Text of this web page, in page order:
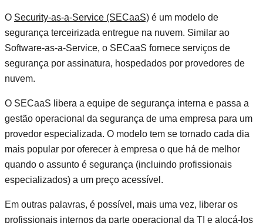
O Security-as-a-Service (SECaaS) é um modelo de
segurança terceirizada entregue na nuvem. Similar ao
Software-as-a-Service, o SECaaS fornece serviços de
segurança por assinatura, hospedados por provedores de
nuvem.
O SECaaS libera a equipe de segurança interna e passa a
gestão operacional da segurança de uma empresa para um
provedor especializada. O modelo tem se tornado cada dia
mais popular por oferecer à empresa o que há de melhor
quando o assunto é segurança (incluindo profissionais
especializados) a um preço acessível.
Em outras palavras, é possível, mais uma vez, liberar os
profissionais internos da parte operacional da TI e alocá-los